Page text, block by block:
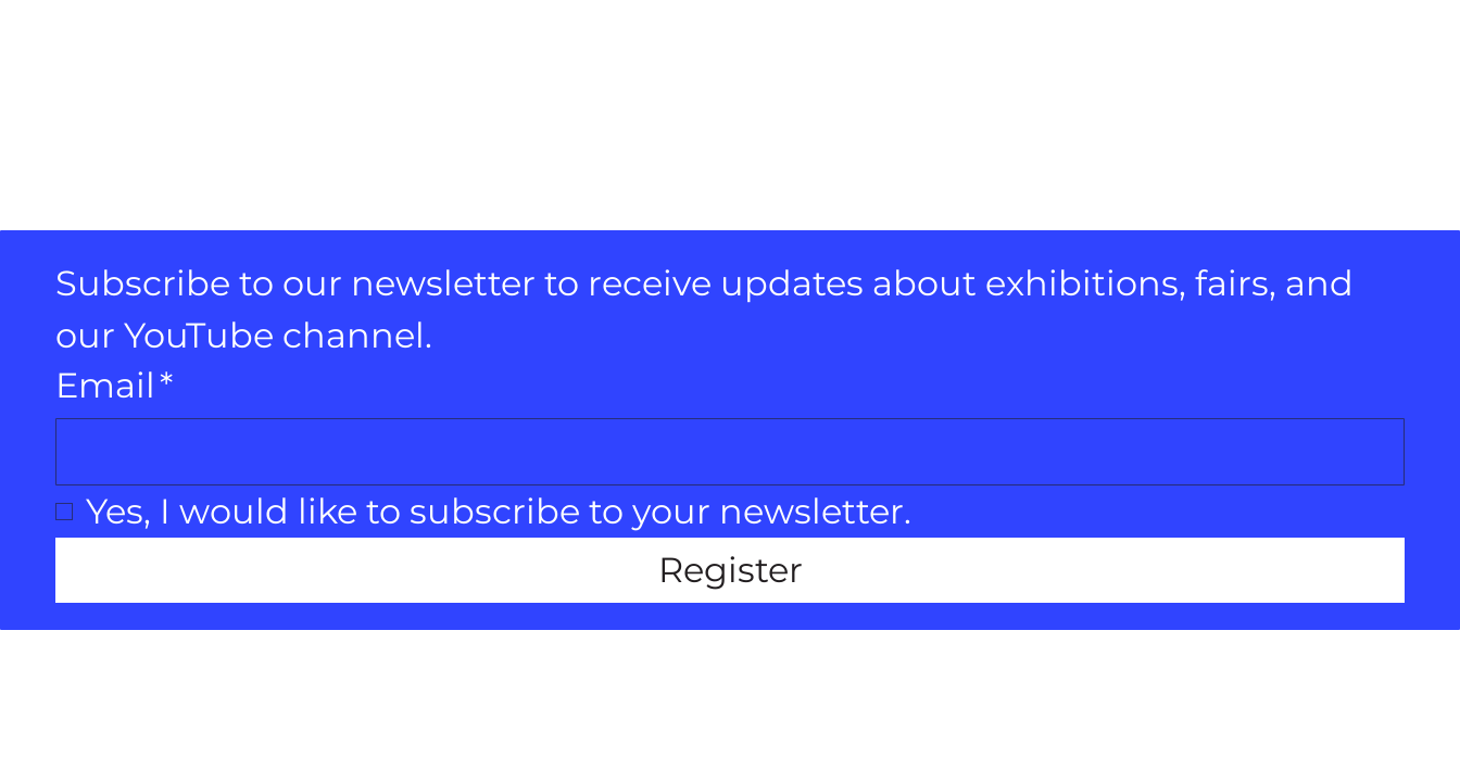
Subscribe to our newsletter to receive updates about exhibitions, fairs, and
our YouTube channel.
Email *
Yes, I would like to subscribe to your newsletter.
Register